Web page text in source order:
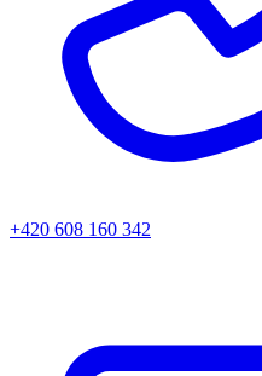
+420 608 160 342